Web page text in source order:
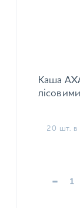
Каша
20 шт. в
-